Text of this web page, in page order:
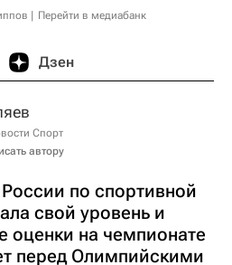
Перейти в медиабанк
Дзен
Спорт
автору
по спортивной
свой уровень и
оценки на чемпионате
перед Олимпийскими